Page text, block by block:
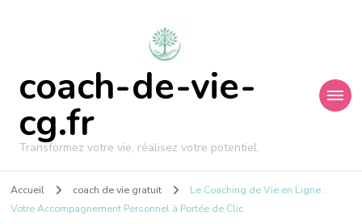
coach-de-vie-
cg.fr
Transformez votre vie, réalisez votre potentiel.
Accueil coach de vie gratuit
Le Coaching de Vie en Ligne :
Votre Accompagnement Personnel à Portée de Clic